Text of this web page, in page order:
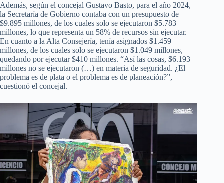
Además, según el concejal Gustavo Basto, para el año 2024,
la Secretaría de Gobierno contaba con un presupuesto de
$9.895 millones, de los cuales solo se ejecutaron $5.783
millones, lo que representa un 58% de recursos sin ejecutar.
En cuanto a la Alta Consejería, tenía asignados $1.459
millones, de los cuales solo se ejecutaron $1.049 millones,
quedando por ejecutar $410 millones. “Así las cosas, $6.193
millones no se ejecutaron (…) en materia de seguridad. ¿El
problema es de plata o el problema es de planeación?”,
cuestionó el concejal.